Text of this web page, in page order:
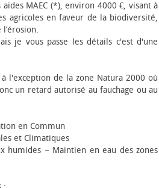
aides MAEC (*), environ 4000 €, visant à
agricoles en faveur de la biodiversité,
je vous passe les détails c'est d'une
l'exception de la zone Natura 2000 où
un retard autorisé au fauchage ou au
en Commun
et Climatiques
humides − Maintien en eau des zones